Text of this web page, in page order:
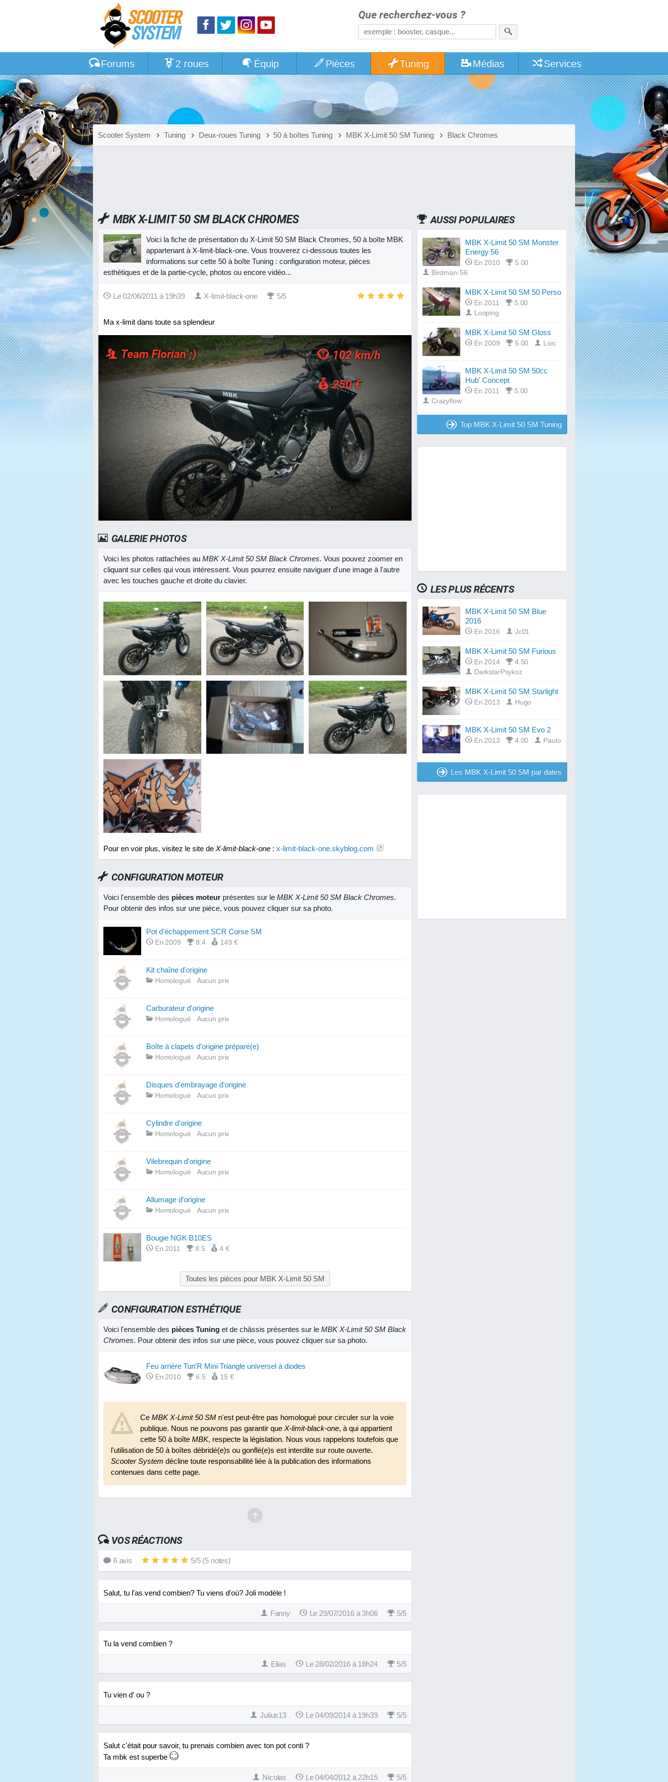
Que recherchez-vous ?
Forums 2 roues Équip Pièces Tuning Médias Services
Scooter System Tuning Deux-roues Tuning 50 à boîtes Tuning MBK X-Limit 50 SM Tuning Black Chromes
MBK X-LIMIT 50 SM BLACK CHROMES
Voici la fiche de présentation du X-Limit 50 SM Black Chromes, 50 à boîte MBK
appartenant à X-limit-black-one. Vous trouverez ci-dessous toutes les
informations sur cette 50 à boîte Tuning : configuration moteur, pièces
esthétiques et de la partie-cycle, photos ou encore vidéo...
Le 02/06/2011 à 19h39 X-limit-black-one 5/5
Ma x-limit dans toute sa splendeur
Team Florian ;) 102 km/h
250 €
GALERIE PHOTOS
Voici les photos rattachées au MBK X-Limit 50 SM Black Chromes. Vous pouvez zoomer en
cliquant sur celles qui vous intéressent. Vous pourrez ensuite naviguer d'une image à l'autre
avec les touches gauche et droite du clavier.
Pour en voir plus, visitez le site de X-limit-black-one : x-limit-black-one.skyblog.com
CONFIGURATION MOTEUR
Voici l'ensemble des pièces moteur présentes sur le MBK X-Limit 50 SM Black Chromes.
Pour obtenir des infos sur une pièce, vous pouvez cliquer sur sa photo.
Pot d'échappement SCR Corse SM
En 2009 8.4 149 €
Kit chaîne d'origine
Homologué Aucun prix
Carburateur d'origine
Homologué Aucun prix
Boîte à clapets d'origine préparé(e)
Homologué Aucun prix
Disques d'embrayage d'origine
Homologué Aucun prix
Cylindre d'origine
Homologué Aucun prix
Vilebrequin d'origine
Homologué Aucun prix
Allumage d'origine
Homologué Aucun prix
Bougie NGK B10ES
En 2011 8.5 4 €
Toutes les pièces pour MBK X-Limit 50 SM
CONFIGURATION ESTHÉTIQUE
Voici l'ensemble des pièces Tuning et de châssis présentes sur le MBK X-Limit 50 SM Black
Chromes. Pour obtenir des infos sur une pièce, vous pouvez cliquer sur sa photo.
Feu arrière Tun'R Mini Triangle universel à diodes
En 2010 6.5 15 €
CeMBK X-Limit 50 SM n'est peut-être pas homologué pour circuler sur la voie
publique. Nous ne pouvons pas garantir queX-limit-black-one, à qui appartient
cette 50 à boîteMBK, respecte la législation. Nous vous rappelons toutefois que
l'utilisation de 50 à boîtes débridé(e)s ou gonflé(e)s est interdite sur route ouverte.
Scooter System décline toute responsabilité liée à la publication des informations
contenues dans cette page.
VOS RÉACTIONS
6avis 5/5(5 notes)
Salut, tu l'as vend combien? Tu viens d'où? Joli modèle !
Fanny Le 29/07/2016 à 3h06 5/5
Tu la vend combien ?
Elias Le 28/02/2016 à 18h24 5/5
Tu vien d' ou ?
Julius13 Le 04/09/2014 à 19h39 5/5
Salut c'était pour savoir, tu prenais combien avec ton pot conti ?
Ta mbk est superbe
Nicolas Le 04/04/2012 à 22h15 5/5
AUSSI POPULAIRES
MBK X-Limit 50 SM Monster
Energy 56
En 2010
5.00
Birdman-56
MBK X-Limit 50 SM 50 Perso
En 2011
5.00
Looping
MBK X-Limit 50 SM Gloss
En 2009 5.00 Loic
MBK X-Limit 50 SM 50cc
Hub' Concept
En 2011
5.00
Crazyflow
Top MBK X-Limit 50 SM Tuning
LES PLUS RÉCENTS
MBK X-Limit 50 SM Blue
2016
En 2016 Jc01
MBK X-Limit 50 SM Furious
En 2014
4.50
DarkstarPsykoz
MBK X-Limit 50 SM Starlight
En 2013 Hugo
MBK X-Limit 50 SM Evo 2
En 2013 4.00 Paulo
Les MBK X-Limit 50 SM par dates